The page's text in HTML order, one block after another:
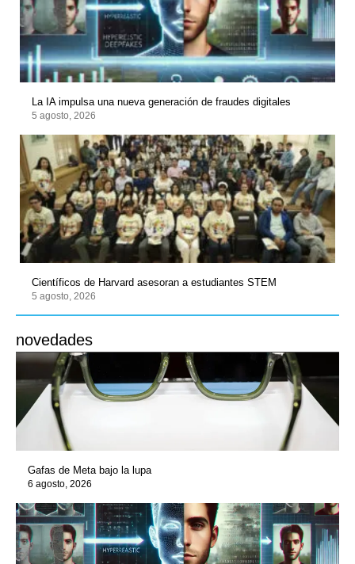
La IA impulsa una nueva generación de fraudes digitales
5 agosto, 2026
Científicos de Harvard asesoran a estudiantes STEM
5 agosto, 2026
novedades
Gafas de Meta bajo la lupa
6 agosto, 2026